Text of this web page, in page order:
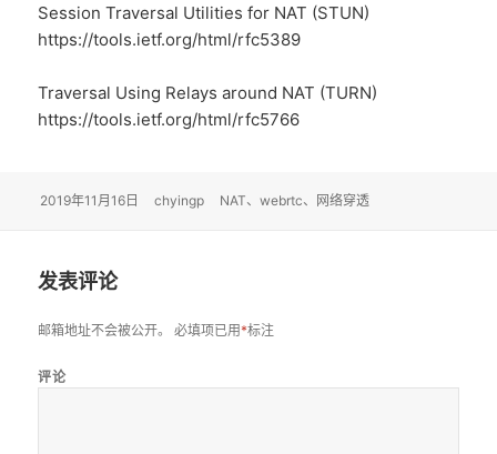
Session Traversal Utilities for NAT (STUN)
https://tools.ietf.org/html/rfc5389
Traversal Using Relays around NAT (TURN)
https://tools.ietf.org/html/rfc5766
发
2019年11月16日
作
chyingp
标
NAT、webrtc、 网络穿透
发表评论
邮箱地址不会被公开。 必填项已用*标注
评论